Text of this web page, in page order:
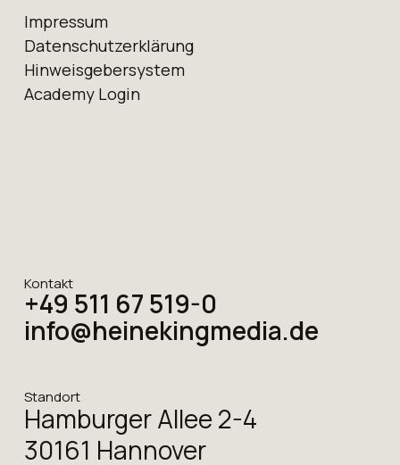
Impressum
Datenschutz­erklärung
Hinweis­geber­system
Academy Login
Kontakt
+49 511 67 519-0
info@heinekingmedia.de
Standort
Hamburger Allee 2-4
30161 Hannover